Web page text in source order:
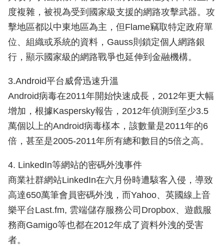
度複雜，被視為受到國家級支援的網路攻擊武器。攻
擊地區都以中東地區為主，但Flame竊取特定政府單
位、組織或系統的資料，Gauss則鎖定個人網路銀
行，顯示國家級的網路戰爭也延伸到金融機構。
3.Android平台威脅迅速升溫
Android病毒在2011年開始快速成長，2012年更大幅
增加，根據Kaspersky報告，2012年偵測到至少3.5
萬個以上的Android病毒樣本，該數量是2011年的6
倍，甚至是2005-2011年所有總和數目的5倍之高。
4. LinkedIn等網站的密碼外洩事件
商業社群網站LinkedIn在六月份時遭駭客入侵，導致
高達650萬筆會員密碼外洩，而Yahoo、英國線上音
樂平台Last.fm, 雲端儲存服務公司Dropbox、遊戲服
務商Gamigo等也都在2012年成了資料外洩的受害
者。